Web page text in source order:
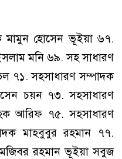
মামুন হোসেন ভূইয়া ৬৭.
মনি ৬৯. সহ সাধারণ
৭১. সহসাধারণ সম্পাদক
চয়ন ৭৩. সহসাধারণ
আরিফ ৭৫. সহসাধারণ
মাহবুবুর রহমান ৭৭.
রহমান ভূইয়া সবুজ